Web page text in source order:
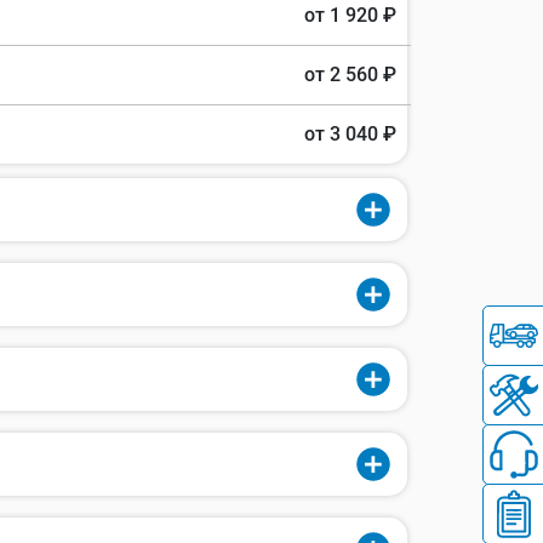
от 1 920 ₽
от 2 560 ₽
от 3 040 ₽